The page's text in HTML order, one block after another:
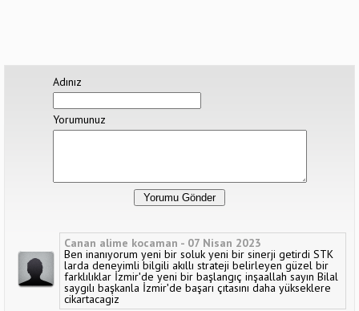
Adınız
Yorumunuz
Canan alime kocaman - 07 Nisan 2023
Ben inanıyorum yeni bir soluk yeni bir sinerji getirdi STK
larda deneyimli bilgili akıllı strateji belirleyen güzel bir
farklılıklar İzmirʹde yeni bir başlangıç inşaallah sayın Bilal
saygılı başkanla İzmirʹde başarı çıtasını daha yükseklere
cikartacagiz